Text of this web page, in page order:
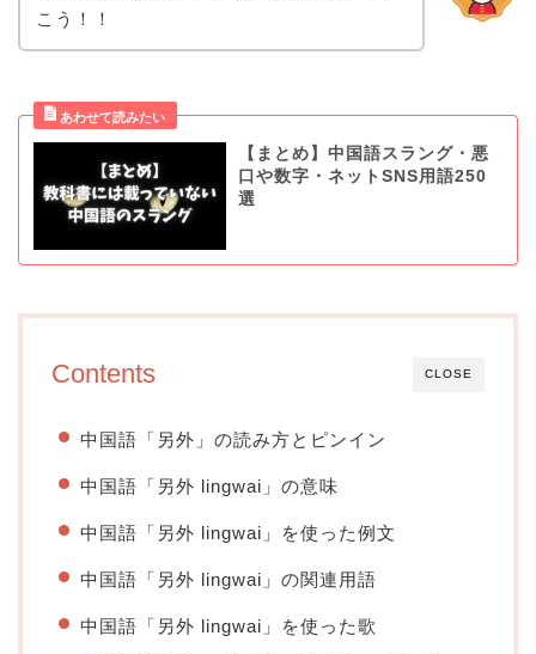
こう！！
【まとめ】中国語スラング・悪
口や数字・ネットSNS用語250
選
CLOSE
Contents
中国語「另外」の読み方とピンイン
中国語「另外 lingwai」の意味
中国語「另外 lingwai」を使った例文
中国語「另外 lingwai」の関連用語
中国語「另外 lingwai」を使った歌